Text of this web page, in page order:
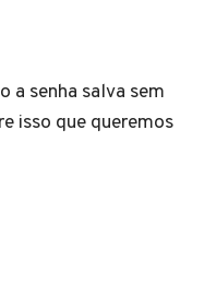
a senha salva sem
isso que queremos